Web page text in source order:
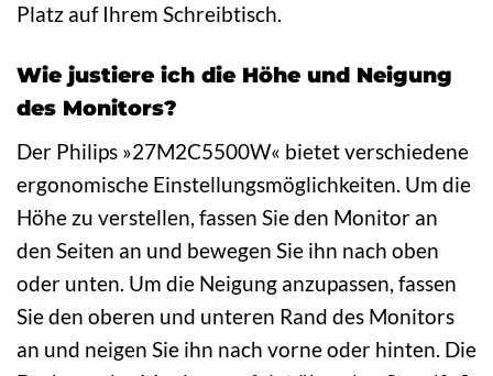
Platz auf Ihrem Schreibtisch.
Wie justiere ich die Höhe und Neigung
des Monitors?
Der Philips »27M2C5500W« bietet verschiedene
ergonomische Einstellungsmöglichkeiten. Um die
Höhe zu verstellen, fassen Sie den Monitor an
den Seiten an und bewegen Sie ihn nach oben
oder unten. Um die Neigung anzupassen, fassen
Sie den oberen und unteren Rand des Monitors
an und neigen Sie ihn nach vorne oder hinten. Die